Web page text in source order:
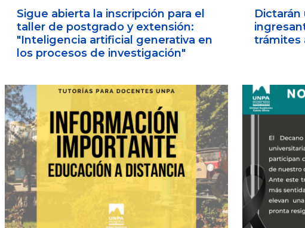
Sigue abierta la inscripción para el
taller de postgrado y extensión:
"Inteligencia artificial generativa en
los procesos de investigación"
Dictarán
trámites